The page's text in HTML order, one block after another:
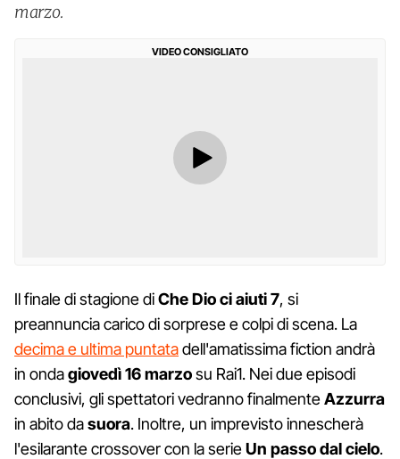
marzo.
VIDEO CONSIGLIATO
Il finale di stagione diChe Dio ci aiuti 7, si
preannuncia carico di sorprese e colpi di scena. La
decima e ultima puntatadell'amatissima fiction andrà
in ondagiovedì 16 marzosu Rai1. Nei due episodi
conclusivi, gli spettatori vedranno finalmenteAzzurra
in abito dasuora. Inoltre, un imprevisto innescherà
l'esilarante crossover con la serieUn passo dal cielo.